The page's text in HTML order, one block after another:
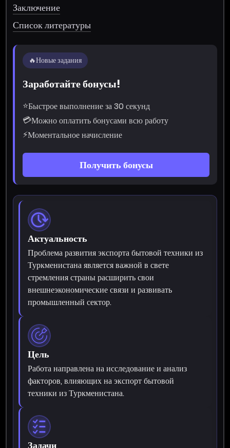
Заключение
Список литературы
🔥Новые задания
Заработайте бонусы!
⭐Быстрое выполнение за 30 секунд
💳Можно оплатить бонусами всю работу
⚡Моментальное начисление
Получить бонусы
Актуальность
Проблема развития экспорта бытовой техники из
Туркменистана является важной в свете
стремления страны расширить свои
внешнеэкономические связи и развивать
промышленный сектор.
Цель
Работа направлена на исследование и анализ
факторов, влияющих на экспорт бытовой
техники из Туркменистана.
Задачи